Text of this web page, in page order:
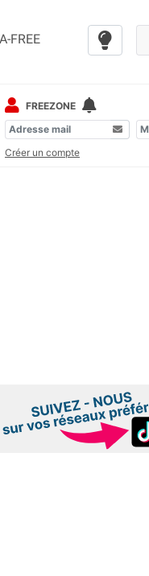
FREE
FREEZONE
Créer un compte